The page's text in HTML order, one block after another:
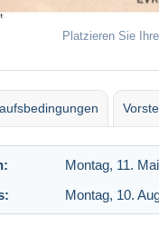
Platzieren Sie
Montag, 11.
Montag, 10.